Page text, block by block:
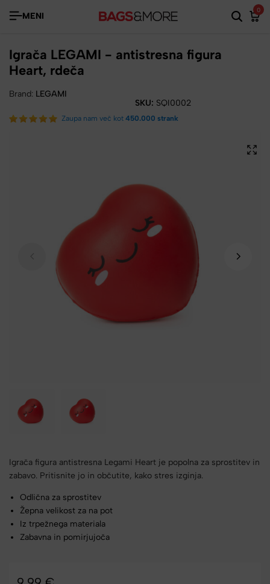
MENI
0
Igrača LEGAMI - antistresna figura
Heart, rdeča
Brand: LEGAMI
SKU: SQI0002
Zaupa nam več kot 450.000 strank
Igrača figura antistresna Legami Heart je popolna za sprostitev in
zabavo. Pritisnite jo in občutite, kako stres izginja.
Odlična za sprostitev
Žepna velikost za na pot
Iz trpežnega materiala
Zabavna in pomirjujoča